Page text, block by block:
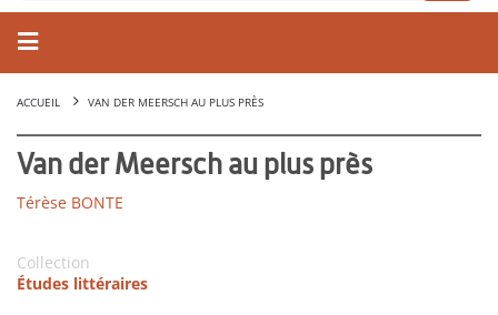
ACCUEIL VAN DER MEERSCH AU PLUS PRÈS
Van der Meersch au plus près
Térèse BONTE
Collection
Études littéraires